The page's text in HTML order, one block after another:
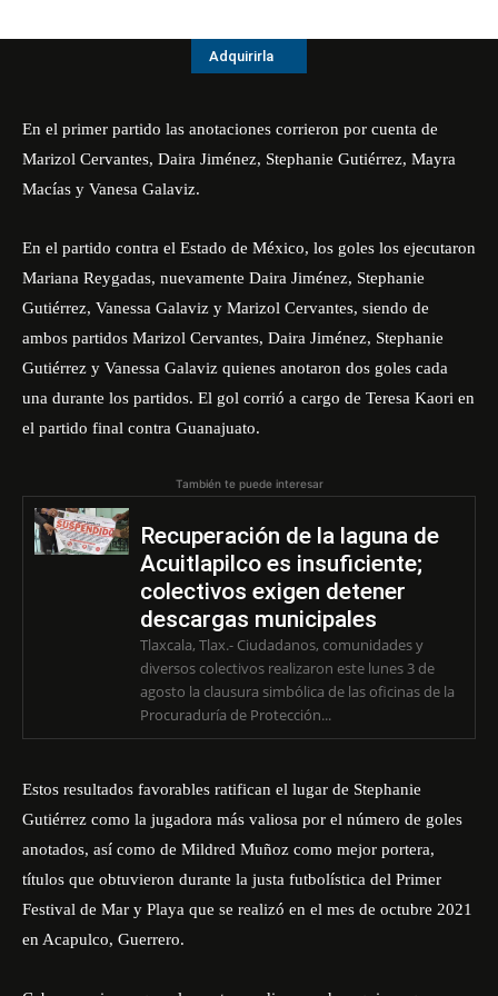
Adquirirla
En el primer partido las anotaciones corrieron por cuenta de
Marizol Cervantes, Daira Jiménez, Stephanie Gutiérrez, Mayra
Macías y Vanesa Galaviz.
En el partido contra el Estado de México, los goles los ejecutaron
Mariana Reygadas, nuevamente Daira Jiménez, Stephanie
Gutiérrez, Vanessa Galaviz y Marizol Cervantes, siendo de
ambos partidos Marizol Cervantes, Daira Jiménez, Stephanie
Gutiérrez y Vanessa Galaviz quienes anotaron dos goles cada
una durante los partidos. El gol corrió a cargo de Teresa Kaori en
el partido final contra Guanajuato.
También te puede interesar
Recuperación de la laguna de
Acuitlapilco es insuficiente;
colectivos exigen detener
descargas municipales
Tlaxcala, Tlax.- Ciudadanos, comunidades y
diversos colectivos realizaron este lunes 3 de
agosto la clausura simbólica de las oficinas de la
Procuraduría de Protección...
Estos resultados favorables ratifican el lugar de Stephanie
Gutiérrez como la jugadora más valiosa por el número de goles
anotados, así como de Mildred Muñoz como mejor portera,
títulos que obtuvieron durante la justa futbolística del Primer
Festival de Mar y Playa que se realizó en el mes de octubre 2021
en Acapulco, Guerrero.